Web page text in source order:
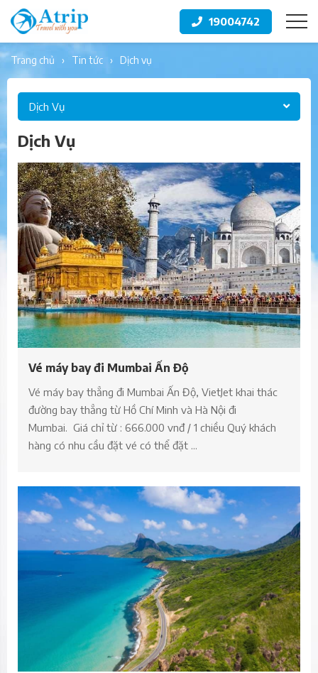
19004742
trang chủ tin tức dịch vụ
Dịch Vụ
Dịch Vụ
Vé máy bay đi Mumbai Ấn Độ
Vé máy bay thẳng đi Mumbai Ấn Độ, VietJet khai thác
đường bay thẳng từ Hồ Chí Minh và Hà Nội đi
Mumbai. Giá chỉ từ : 666.000 vnđ / 1 chiều Quý khách
hàng có nhu cầu đặt vé có thể đặt ...